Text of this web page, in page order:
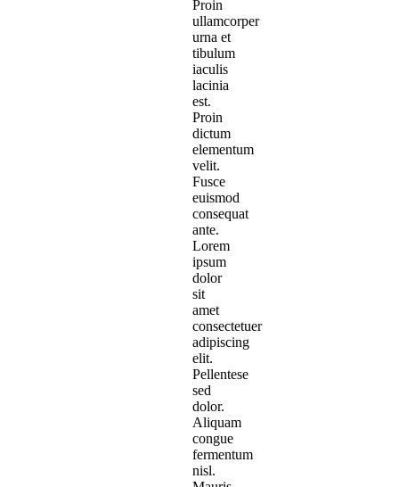
Proin
ullamcorper
urna et
tibulum
iaculis
lacinia
est.
Proin
dictum
elementum
velit.
Fusce
euismod
consequat
ante.
Lorem
ipsum
dolor
sit
amet
consectetuer
adipiscing
elit.
Pellentese
sed
dolor.
Aliquam
congue
fermentum
nisl.